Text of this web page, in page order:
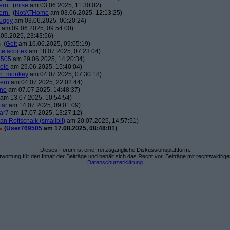
(mise am 03.06.2025, 11:30:02)
(NotATHome am 03.06.2025, 12:13:25)
am 03.06.2025, 00:20:24)
am 09.06.2025, 09:54:00)
23:43:56)
(Gott am 16.06.2025, 09:05:19)
am 18.07.2025, 07:23:04)
am 29.06.2025, 14:20:34)
am 29.06.2025, 15:40:04)
am 04.07.2025, 07:30:18)
am 04.07.2025, 22:02:44)
am 07.07.2025, 14:48:37)
am 13.07.2025, 10:54:54)
am 14.07.2025, 09:01:09)
am 17.07.2025, 13:27:12)
Rottschalk (smallbit) am 20.07.2025, 14:57:51)
(User769505 am 17.08.2025, 08:48:01)
Dieses Forum ist eine frei zugängliche Diskussionsplattform.
für den Inhalt der Beiträge und behält sich das Recht vor, Beiträge mit
Datenschutzerklärung